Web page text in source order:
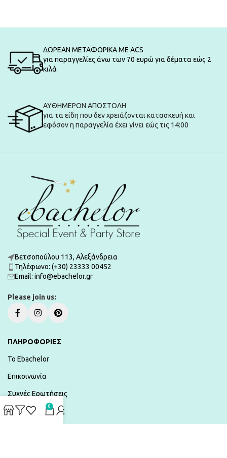
ΔΩΡΕΑΝ ΜΕΤΑΦΟΡΙΚΑ ΜΕ ACS
για παραγγελίες άνω των 70 ευρώ για δέματα εώς 2
κιλά
ΑΥΘΗΜΕΡΟΝ ΑΠΟΣΤΟΛΗ
για τα είδη που δεν χρειάζονται κατασκευή και
εφόσον η παραγγελία έχει γίνει εώς τις 14:00
Βετσοπούλου 113, Αλεξάνδρεια
Τηλέφωνο: (+30) 23333 00452
Εmail: info@ebachelor.gr
Please join us:
ΠΛΗΡΟΦΟΡΙΕΣ
To Ebachelor
Επικοινωνία
Συχνές Ερωτήσεις
Τρόποι Πληρωμής
0